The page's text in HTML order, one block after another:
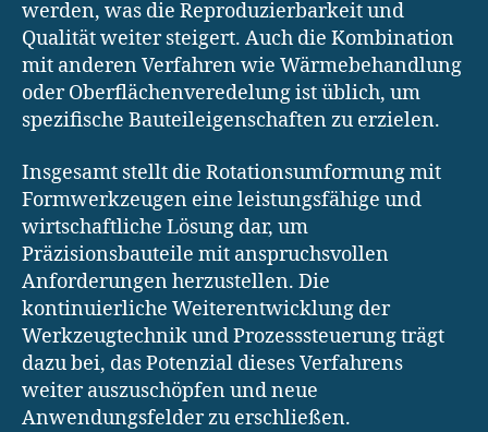
werden, was die Reproduzierbarkeit und
Qualität weiter steigert. Auch die Kombination
mit anderen Verfahren wie Wärmebehandlung
oder Oberflächenveredelung ist üblich, um
spezifische Bauteileigenschaften zu erzielen.
Insgesamt stellt die Rotationsumformung mit
Formwerkzeugen eine leistungsfähige und
wirtschaftliche Lösung dar, um
Präzisionsbauteile mit anspruchsvollen
Anforderungen herzustellen. Die
kontinuierliche Weiterentwicklung der
Werkzeugtechnik und Prozesssteuerung trägt
dazu bei, das Potenzial dieses Verfahrens
weiter auszuschöpfen und neue
Anwendungsfelder zu erschließen.